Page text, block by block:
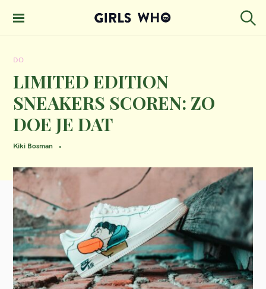
GIRLS WHO
DO
LIMITED EDITION
SNEAKERS SCOREN: ZO
DOE JE DAT
Kiki Bosman